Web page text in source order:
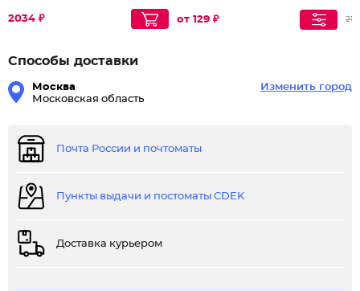
2034 ₽ от 129 ₽ 212
Способы доставки
Москва
Московская область
Изменить город
Почта России и почтоматы
Пункты выдачи и постоматы CDEK
Доставка курьером